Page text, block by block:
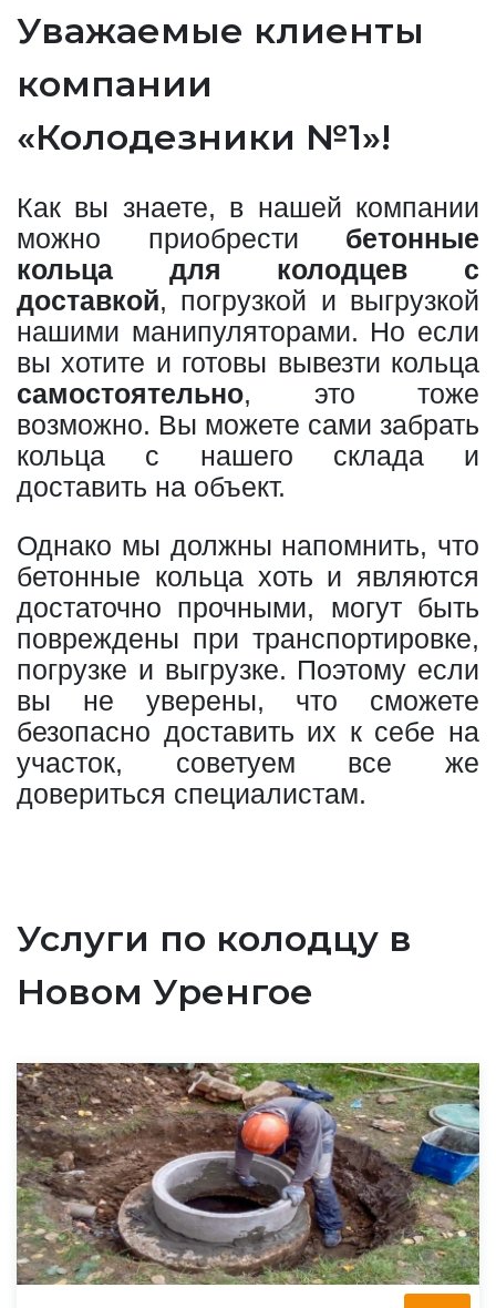
Уважаемые клиенты
компании
«Колодезники №1»!
Как вы знаете, в нашей компании
можно приобрести бетонные
кольца для колодцев с
доставкой, погрузкой и выгрузкой
нашими манипуляторами. Но если
вы хотите и готовы вывезти кольца
самостоятельно, это тоже
возможно. Вы можете сами забрать
кольца с нашего склада и
доставить на объект.
Однако мы должны напомнить, что
бетонные кольца хоть и являются
достаточно прочными, могут быть
повреждены при транспортировке,
погрузке и выгрузке. Поэтому если
вы не уверены, что сможете
безопасно доставить их к себе на
участок, советуем все же
довериться специалистам.
Услуги по колодцу в
Новом Уренгое